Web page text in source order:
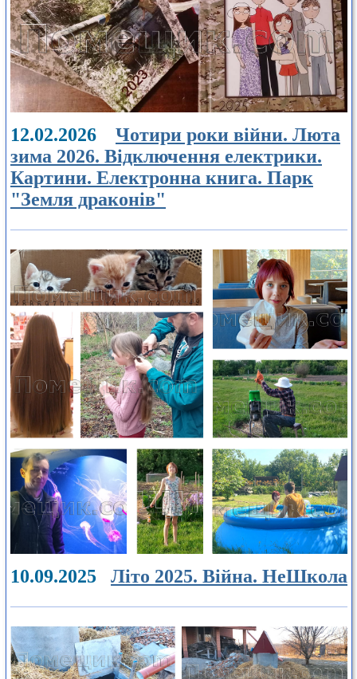
12.02.2026 Чотири роки війни. Люта
зима 2026. Відключення електрики.
Картини. Електронна книга. Парк
"Земля драконів"
10.09.2025 Літо 2025. Війна. НеШкола